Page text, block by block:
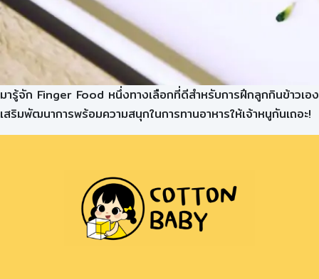
มารู้จัก Finger Food หนึ่งทางเลือกที่ดีสำหรับการฝึกลูกกินข้าวเอง
เสริมพัฒนาการพร้อมความสนุกในการทานอาหารให้เจ้าหนูกันเถอะ!